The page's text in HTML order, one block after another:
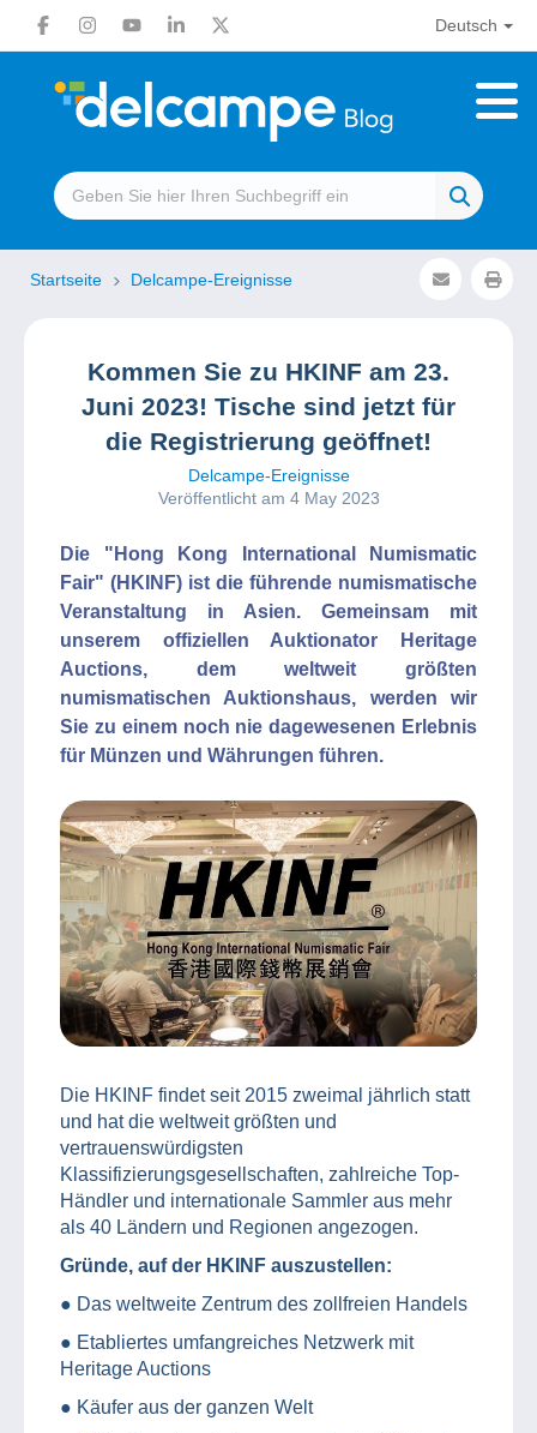
Deutsch
Startseite Delcampe-Ereignisse
Kommen Sie zu HKINF am 23.
Juni 2023! Tische sind jetzt für
die Registrierung geöffnet!
Delcampe-Ereignisse
Veröffentlicht am 4 May 2023
Die "Hong Kong International Numismatic
Fair" (HKINF) ist die führende numismatische
Veranstaltung in Asien. Gemeinsam mit
unserem offiziellen Auktionator Heritage
Auctions, dem weltweit größten
numismatischen Auktionshaus, werden wir
Sie zu einem noch nie dagewesenen Erlebnis
für Münzen und Währungen führen.
Die HKINF findet seit 2015 zweimal jährlich statt
und hat die weltweit größten und
vertrauenswürdigsten
Klassifizierungsgesellschaften, zahlreiche Top-
Händler und internationale Sammler aus mehr
als 40 Ländern und Regionen angezogen.
Gründe, auf der HKINF auszustellen:
● Das weltweite Zentrum des zollfreien Handels
● Etabliertes umfangreiches Netzwerk mit
Heritage Auctions
● Käufer aus der ganzen Welt